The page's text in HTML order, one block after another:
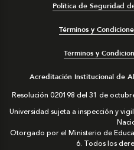
Política de Seguridad
Términos y
Términos y
Acreditación Institucional de
Resolución 020198 del 31 de
Universidad sujeta a inspección y
Otorgado por el Ministerio de
6. Todos los